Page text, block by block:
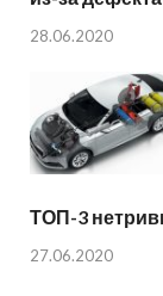
28.06.2020
ТОП-3
27.06.2020